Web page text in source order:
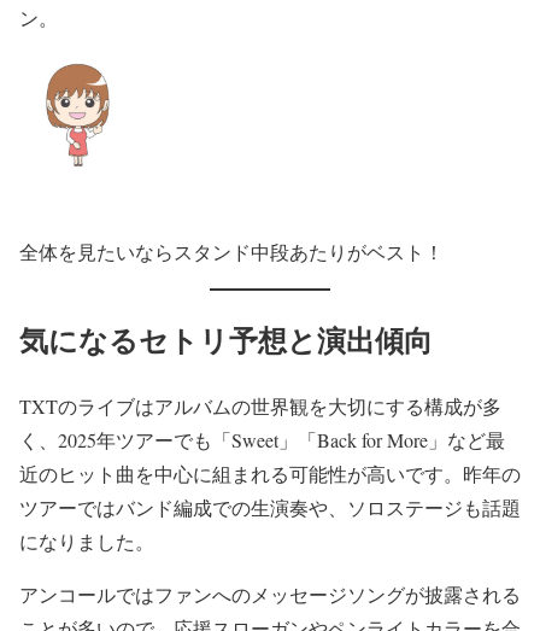
ン。
全体を見たいならスタンド中段あたりがベスト！
気になるセトリ予想と演出傾向
TXTのライブはアルバムの世界観を大切にする構成が多
く、2025年ツアーでも「Sweet」「Back for More」など最
近のヒット曲を中心に組まれる可能性が高いです。昨年の
ツアーではバンド編成での生演奏や、ソロステージも話題
になりました。
アンコールではファンへのメッセージソングが披露される